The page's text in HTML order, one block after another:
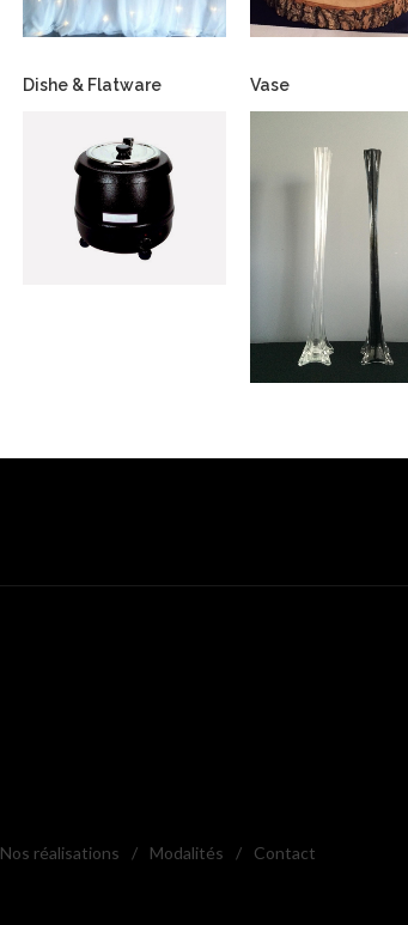
Dishe & Flatware Vase
Nos réalisations / Modalités / Contact